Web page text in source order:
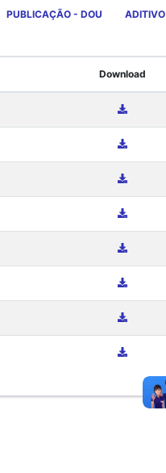
PUBLICAÇÃO - DOU ADITIVO
Download